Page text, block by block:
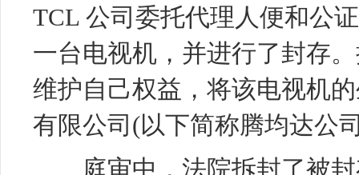
TCL 公司委托代理人便和公
一台电视机，并进行了封存
维护自己权益，将该电视机
有限公司(以下简称腾均达公
庭审中，法院拆封了被封